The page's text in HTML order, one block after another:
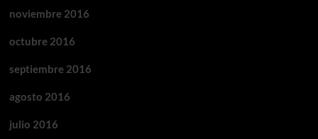
noviembre 2016
octubre 2016
septiembre 2016
agosto 2016
julio 2016